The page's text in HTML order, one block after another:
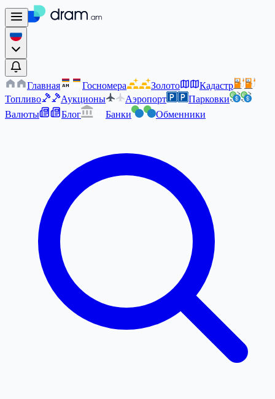
Главная AM Госномера Золото
Кадастр
Топливо
Аукционы Аэропорт
Парковки
Валюты
Блог Банки Обменники